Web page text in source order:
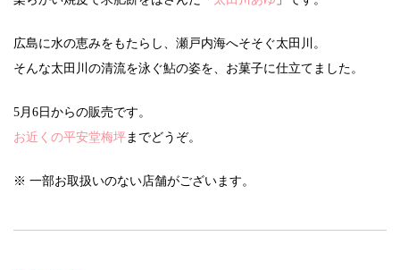
広島に水の恵みをもたらし、瀬戸内海へそそぐ太田川。
そんな太田川の清流を泳ぐ鮎の姿を、お菓子に仕立てました。
5月6日からの販売です。
お近くの平安堂梅坪までどうぞ。
※ 一部お取扱いのない店舗がございます。